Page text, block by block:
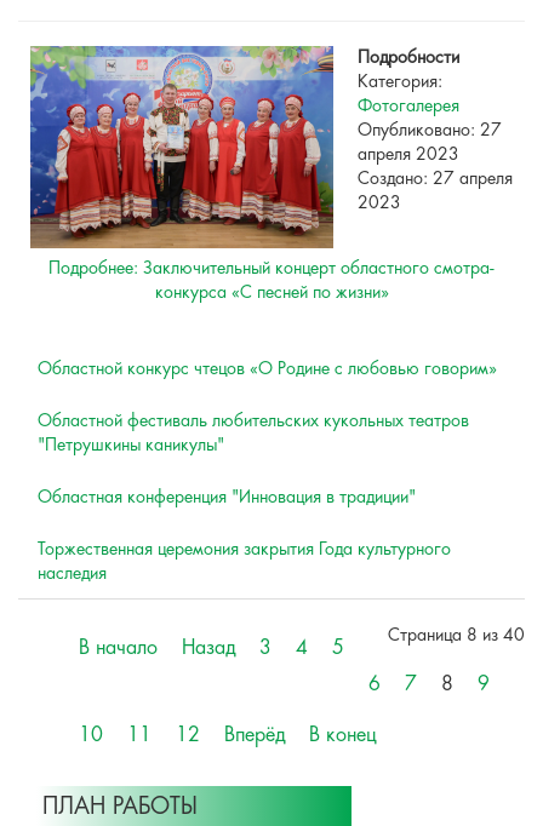
Подробности
Категория:
Фотогалерея
Опубликовано: 27
апреля 2023
Создано: 27 апреля
2023
Подробнее: Заключительный концерт областного смотра-
конкурса «С песней по жизни»
Областной конкурс чтецов «О Родине с любовью говорим»
Областной фестиваль любительских кукольных театров
"Петрушкины каникулы"
Областная конференция "Инновация в традиции"
Торжественная церемония закрытия Года культурного
наследия
Страница 8 из 40
В начало Назад 3 4
5
6
7 8 9
10 12 Вперёд В конец
ПЛАН РАБОТЫ